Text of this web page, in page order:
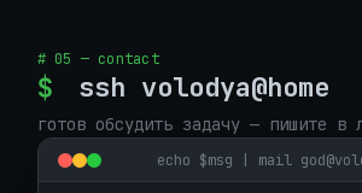
# 05 — contact
$ ssh volodya@home
готов обсудить задачу — пишите в
echo $msg | mail